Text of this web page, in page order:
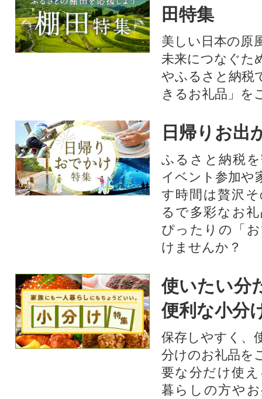
田特集
美しい日本の原
未来につなぐた
やふるさと納税
きるお礼品」を
日帰りお出
ふるさと納税
イベント参加や
す時間は贅沢
るで多彩なお
ぴったりの「
けませんか？
使いたい分
便利な小分
保存しやすく、
分けのお礼品を
要な分だけ使
暮らしの方や